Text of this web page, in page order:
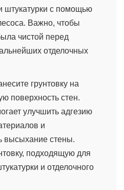
штукатурки с помощью
Важно, чтобы
чистой перед
отделочных
грунтовку на
поверхность стен.
улучшить адгезию
и
высыхание стены.
подходящую для
и отделочного